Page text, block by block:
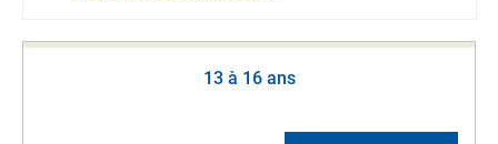
13 à 16 ans